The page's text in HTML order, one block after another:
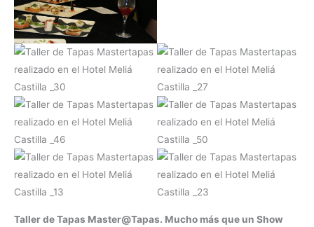
Taller de Tapas Master@Tapas. Mucho más que un Show